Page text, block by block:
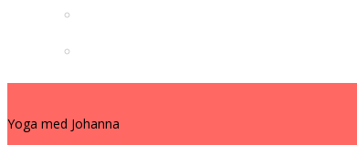
Yoga med Johanna